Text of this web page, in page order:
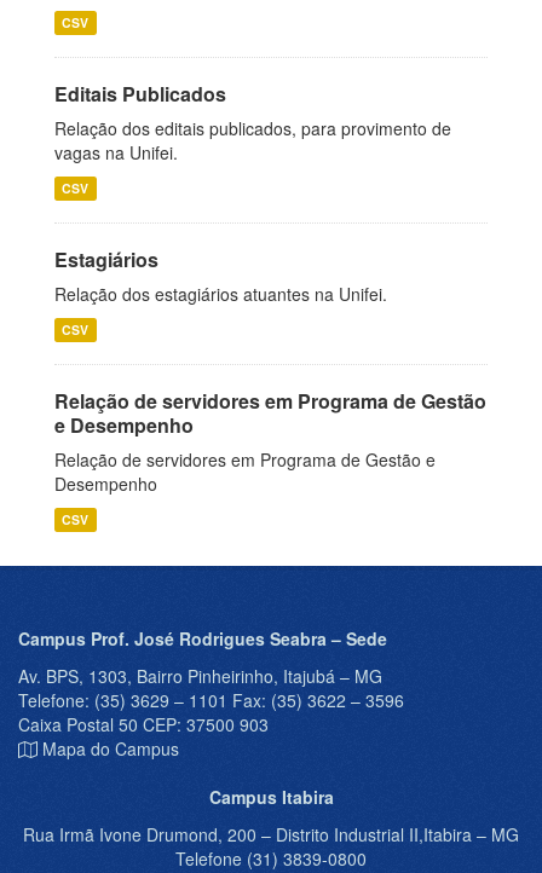
CSV
Editais Publicados
Relação dos editais publicados, para provimento de
vagas na Unifei.
CSV
Estagiários
Relação dos estagiários atuantes na Unifei.
CSV
Relação de servidores em Programa de Gestão
e Desempenho
Relação de servidores em Programa de Gestão e
Desempenho
CSV
Campus Prof. José Rodrigues Seabra – Sede
Av. BPS, 1303, Bairro Pinheirinho, Itajubá – MG
Telefone: (35) 3629 – 1101 Fax: (35) 3622 – 3596
Caixa Postal 50 CEP: 37500 903
Mapa do Campus
Campus Itabira
Rua Irmã Ivone Drumond, 200 – Distrito Industrial II,Itabira – MG
Telefone (31) 3839-0800